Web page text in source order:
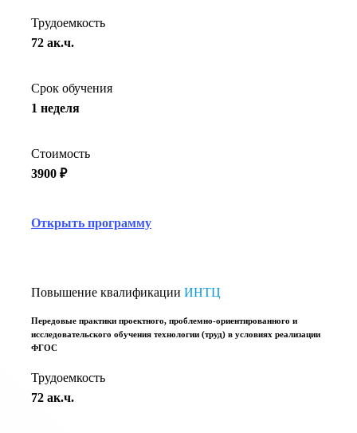
Трудоемкость
72 ак.ч.
Срок обучения
1 неделя
Стоимость
3900 ₽
Открыть программу
Повышение квалификации ИНТЦ
Передовые практики проектного, проблемно-ориентированного и
исследовательского обучения технологии (труд) в условиях реализации
ФГОС
Трудоемкость
72 ак.ч.